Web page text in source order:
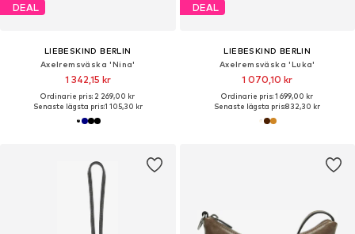
DEAL
LIEBESKIND BERLIN
Axelremsväska 'Nina'
1 342,15 kr
Ordinarie pris: 2 269,00 kr
Senaste lägsta pris:1 105,30 kr
DEAL
LIEBESKIND BERLIN
Axelremsväska 'Luka'
1 070,10 kr
Ordinarie pris: 1 699,00 kr
Senaste lägsta pris:832,30 kr